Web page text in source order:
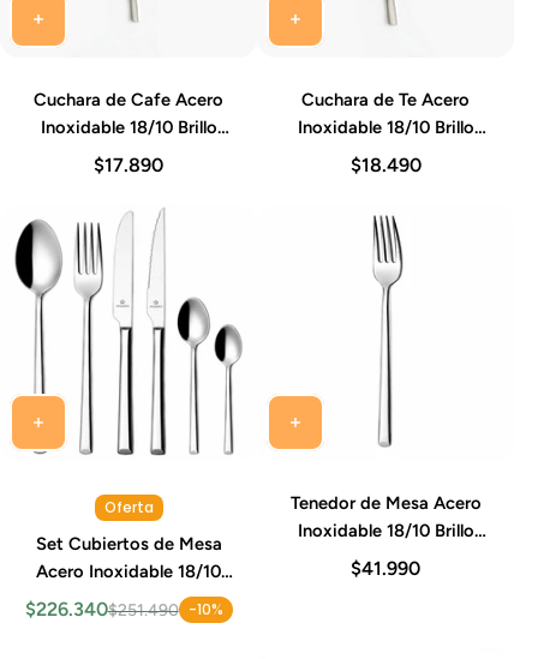
Cuchara de Cafe Acero
Inoxidable 18/10 Brillo
Espejo 10-11 cm Set 12
$17.890
Cuchara de Te Acero
Inoxidable 18/10 Brillo
Espejo 14-15 cm Set 12
$18.490
Oferta
Set Cubiertos de Mesa
Acero Inoxidable 18/10
Brillo Espejo Alexandria
Idurgo 72 Piezas
$226.340$251.490 -10%
Tenedor de Mesa Acero
Inoxidable 18/10 Brillo
Espejo 20-22 cm Set 12
$41.990